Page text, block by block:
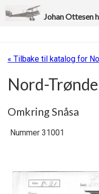
Johan Ottesen
« Tilbake til katalog for
Nord-
Omkring Snåsa
Nummer 31001